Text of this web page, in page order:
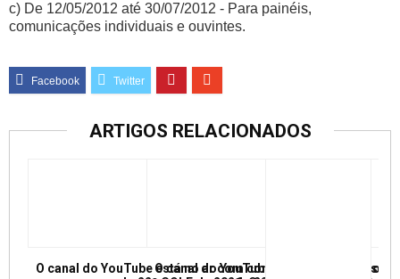
c) De 12/05/2012 até 30/07/2012 ‐ Para painéis,
comunicações individuais e ouvintes.
ARTIGOS RELACIONADOS
O canal do YouTube está no ar com conferências e mesas
O canal do YouTube está no ar com